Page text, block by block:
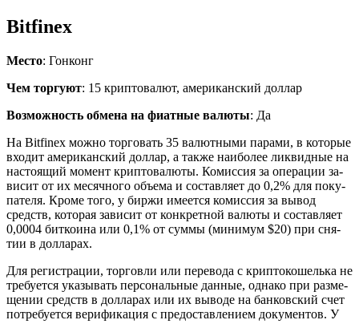
Bitfinex
Место: Гонконг
Чем торгуют: 15 криптовалют, американский доллар
Возможность обмена на фиатные валюты: Да
На Bitfinex можно тор­го­вать 35 ва­лют­ны­ми па­ра­ми, в ко­то­рые
вхо­дит аме­ри­кан­ский дол­лар, а также наи­бо­лее лик­вид­ные на
на­сто­я­щий мо­мент крип­то­ва­лю­ты. Ко­мис­сия за опе­ра­ции за­
ви­сит от их ме­сяч­но­го объ­е­ма и со­став­ля­ет до 0,2% для по­ку­
па­те­ля. Кроме того, у биржи име­ет­ся ко­мис­сия за вывод
средств, ко­то­рая за­ви­сит от кон­крет­ной ва­лю­ты и со­став­ля­ет
0,0004 бит­ко­и­на или 0,1% от суммы (ми­ни­мум $20) при сня­
тии в дол­ла­рах.
Для ре­ги­стра­ции, тор­гов­ли или пе­ре­во­да с крип­то­ко­шель­ка не
тре­бу­ет­ся ука­зы­вать пер­со­наль­ные дан­ные, од­на­ко при раз­ме­
ще­нии средств в дол­ла­рах или их вы­во­де на бан­ков­ский счет
по­тре­бу­ет­ся ве­ри­фи­ка­ция с предо­став­ле­ни­ем до­ку­мен­тов. У